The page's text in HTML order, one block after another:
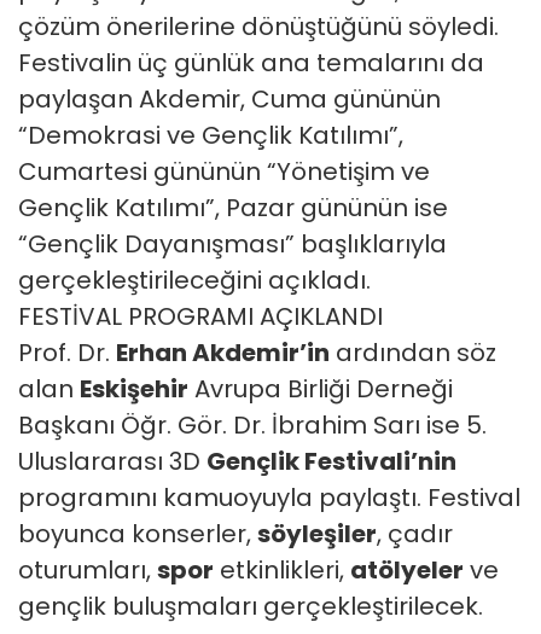
çözüm önerilerine dönüştüğünü söyledi.
Festivalin üç günlük ana temalarını da
paylaşan Akdemir, Cuma gününün
“Demokrasi ve Gençlik Katılımı”,
Cumartesi gününün “Yönetişim ve
Gençlik Katılımı”, Pazar gününün ise
“Gençlik Dayanışması” başlıklarıyla
gerçekleştirileceğini açıkladı.
FESTİVAL PROGRAMI AÇIKLANDI
Prof. Dr. Erhan Akdemir’in ardından söz
alan Eskişehir Avrupa Birliği Derneği
Başkanı Öğr. Gör. Dr. İbrahim Sarı ise 5.
Uluslararası 3D Gençlik Festivali’nin
programını kamuoyuyla paylaştı. Festival
boyunca konserler,söyleşiler, çadır
oturumları,spor etkinlikleri, atölyeler ve
gençlik buluşmaları gerçekleştirilecek.